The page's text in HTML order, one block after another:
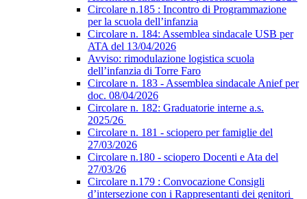
Circolare n.185 : Incontro di Programmazione
per la scuola dell’infanzia
Circolare n. 184: Assemblea sindacale USB per
ATA del 13/04/2026
Avviso: rimodulazione logistica scuola
dell’infanzia di Torre Faro
Circolare n. 183 - Assemblea sindacale Anief per
doc. 08/04/2026
Circolare n. 182: Graduatorie interne a.s.
2025/26
Circolare n. 181 - sciopero per famiglie del
27/03/2026
Circolare n.180 - sciopero Docenti e Ata del
27/03/26
Circolare n.179 : Convocazione Consigli
d’intersezione con i Rappresentanti dei genitori